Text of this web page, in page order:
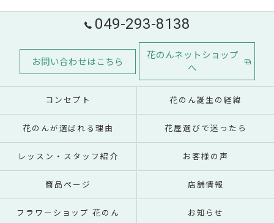
049-293-8138
お問い合わせはこちら
花のんネットショップ
へ
コンセプト 花のん誕生の経緯
花のんが選ばれる理由 花屋選びで迷ったら
レッスン・スタッフ紹介 お客様の声
商品ページ 店舗情報
フラワーショップ 花のん お知らせ